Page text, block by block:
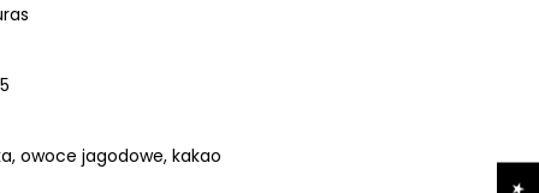
owoce jagodowe, kakao